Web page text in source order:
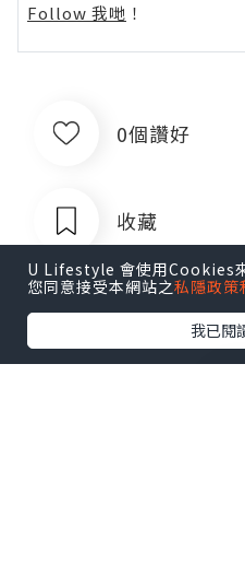
Follow 我哋 ！
0個讚好
收藏
U Lifestyle 會使用Cookies
您同意接受本網站之私隱政策
我已閱